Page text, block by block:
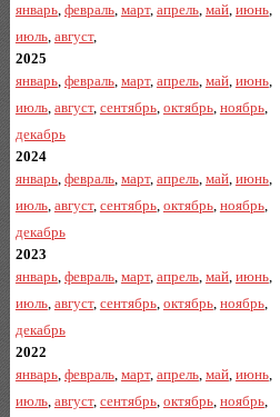
январь, февраль, март, апрель, май, июнь,
июль, август,
2025
январь, февраль, март, апрель, май, июнь,
июль, август, сентябрь, октябрь, ноябрь,
декабрь
2024
январь, февраль, март, апрель, май, июнь,
июль, август, сентябрь, октябрь, ноябрь,
декабрь
2023
январь, февраль, март, апрель, май, июнь,
июль, август, сентябрь, октябрь, ноябрь,
декабрь
2022
январь, февраль, март, апрель, май, июнь,
июль, август, сентябрь, октябрь, ноябрь,